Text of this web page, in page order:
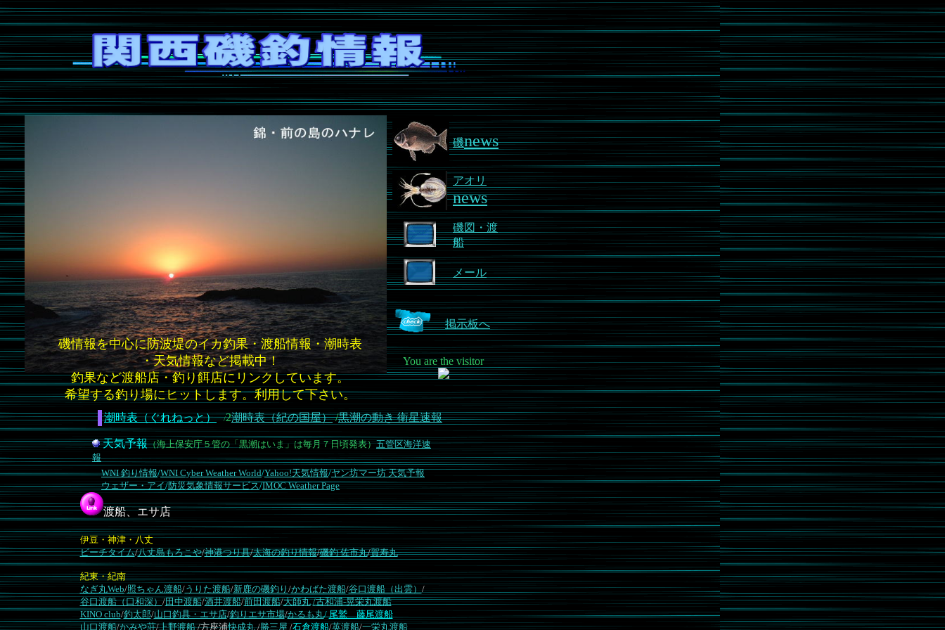
磯news
アオリ
news
磯図・渡
船
メール
磯情報を中心に防波堤のイカ釣果・渡船情報・潮時表
・天気情報など掲載中！
釣果など渡船店・釣り餌店にリンクしています。
希望する釣り場にヒットします。利用して下さい。
You are the visitor
渡船、エサ店
伊豆・神津・八丈
ビーチタイム/八丈島もろこや/神港つり具/太海の釣り情報/磯釣 佐市丸/賀寿丸
紀東・紀南
なぎ丸Web/照ちゃん渡船/うりた渡船/新鹿の磯釣り /かわばた渡船/谷口渡船（出雲） /
谷口渡船（口和深）/田中渡船/酒井渡船/前田渡船/大師丸 /古和浦-晃栄丸渡船
KINO club/釣太郎/山口釣具・エサ店/釣りエサ市場/かるも丸/ 尾鷲 藤尾渡船
山口渡船/かみや荘/上野渡船/方座浦快成丸/勝三屋 /石倉渡船/英渡船/一栄丸渡船
掲示板へ
天気予報（海上保安庁５管の「黒潮はいま」は毎月７日頃発表）五管区海洋速
報
WNI 釣り情報/WNI Cyber Weather World/Yahoo!天気情報/ヤン坊マー坊 天気予報
ウェザー・アイ/防災気象情報サービス/IMOC Weather Page
潮時表（ぐれねっと）/2潮時表（紀の国屋）/黒潮の動き 衛星速報